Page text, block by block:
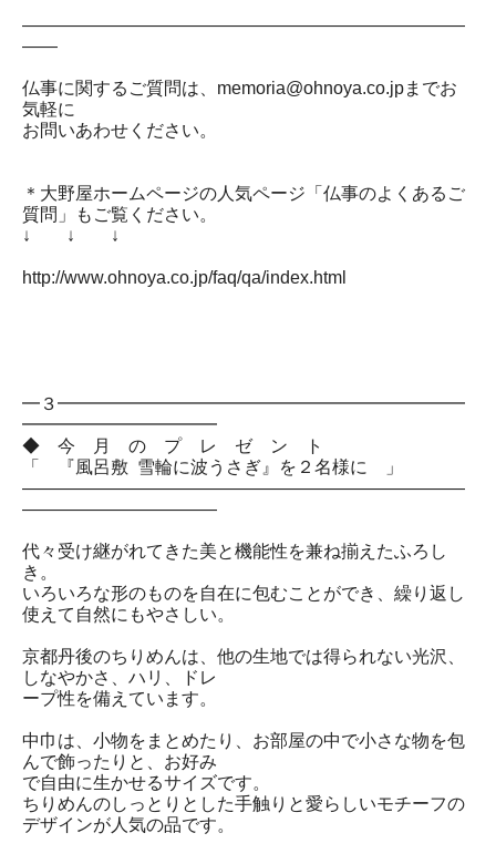
―――――――――――――――――――――――――
――
仏事に関するご質問は、memoria@ohnoya.co.jpまでお
気軽に
お問いあわせください。
＊大野屋ホームページの人気ページ「仏事のよくあるご
質問」もご覧ください。
↓ ↓ ↓
http://www.ohnoya.co.jp/faq/qa/index.html
━３━━━━━━━━━━━━━━━━━━━━━━━
━━━━━━━━━━━
◆ 今 月 の プ レ ゼ ン ト
「 『風呂敷 雪輪に波うさぎ』を２名様に 」
―――――――――――――――――――――――――
―――――――――――
代々受け継がれてきた美と機能性を兼ね揃えたふろし
き。
いろいろな形のものを自在に包むことができ、繰り返し
使えて自然にもやさしい。
京都丹後のちりめんは、他の生地では得られない光沢、
しなやかさ、ハリ、ドレ
ープ性を備えています。
中巾は、小物をまとめたり、お部屋の中で小さな物を包
んで飾ったりと、お好み
で自由に生かせるサイズです。
ちりめんのしっとりとした手触りと愛らしいモチーフの
デザインが人気の品です。